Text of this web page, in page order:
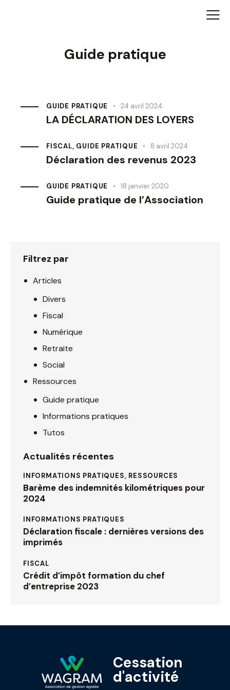
Guide pratique
GUIDE PRATIQUE 24 avril 2024
LA DÉCLARATION DES LOYERS
FISCAL, GUIDE PRATIQUE 8 avril 2024
Déclaration des revenus 2023
GUIDE PRATIQUE 18 janvier 2020
Guide pratique de l’Association
Filtrez par
Articles
Divers
Fiscal
Numérique
Retraite
Social
Ressources
Guide pratique
Informations pratiques
Tutos
Actualités récentes
INFORMATIONS PRATIQUES, RESSOURCES
Barème des indemnités kilométriques pour
2024
INFORMATIONS PRATIQUES
Déclaration fiscale : dernières versions des
imprimés
FISCAL
Crédit d’impôt formation du chef
d’entreprise 2023
Cessation
d'activité